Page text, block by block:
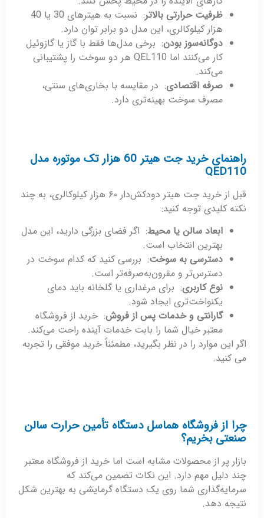
ظرفیت حرارتی بالاتر
: نسبت به هیترهای 30 یا 40
هزار کیلوکالری، این مدل دو برابر توان دارد.
دوگانه‌سوز بودن: برخی مدل‌ها فقط با گاز یا گازوئیل
کار می‌کنند اما QEL110 هر دو سوخت را پشتیبانی
می‌کند.
صرفه اقتصادی: در مقایسه با بخاری‌های سنتی،
مصرف سوخت بهینه‌تری دارد.
راهنمای خرید جت هیتر 60 هزار تک موتوره مدل
QED110
قبل از خرید جت هیتر دودکش‌دار ۶۰ هزار کیلوکالری، به چند
نکته کلیدی توجه کنید:
ابعاد سالن یا محیط: اگر فضای بزرگی دارید، این مدل
بهترین انتخاب است.
دسترسی به سوخت: بررسی کنید که کدام سوخت در
دسترس‌تر و مقرون‌به‌صرفه‌تر است.
نوع کاربری: برای مرغداری یا گلخانه باید دمای
یکنواخت‌تری ایجاد شود.
گارانتی و خدمات پس از فروش: خرید از فروشگاه
معتبر خیال شما را بابت خدمات آینده راحت می‌کند.
اگر این موارد را در نظر بگیرید، مطمئناً خرید موفقی را تجربه
می کنید.
چرا از فروشگاه هماسل دستگاه تأمین حرارت سالن
صنعتی بخریم؟
بازار پر از محصولات مشابه است اما خرید از فروشگاه معتبر
چند دلیل مهم دارد. این نکات تضمین می‌کند که
سرمایه‌گذاری شما روی یک دستگاه گرمایشی به بهترین شکل
نتیجه دهد.